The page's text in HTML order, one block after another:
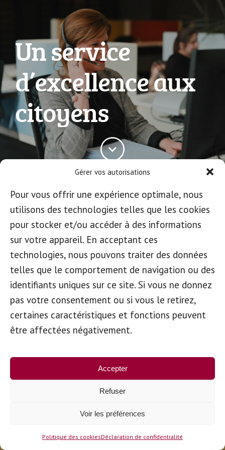
Gérer vos autorisations
Pour vous offrir une expérience optimale, nous
utilisons des technologies telles que les cookies
pour stocker et/ou accéder à des informations
sur votre appareil. En acceptant ces
technologies, nous pouvons traiter des données
telles que le comportement de navigation ou des
identifiants uniques sur ce site. Si vous ne donnez
pas votre consentement ou si vous le retirez,
certaines caractéristiques et fonctions peuvent
être affectées négativement.
Accepter
Refuser
Voir les préférences
Politique des cookiesDéclaration de confidentialité
Un service
d’excellence aux
citoyens
Personnes en
situation de
handicap
En savoir plus